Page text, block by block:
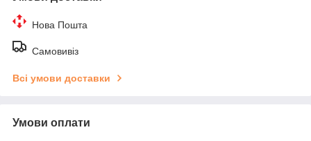
Нова Пошта
Самовивіз
Всі умови доставки
Умови оплати